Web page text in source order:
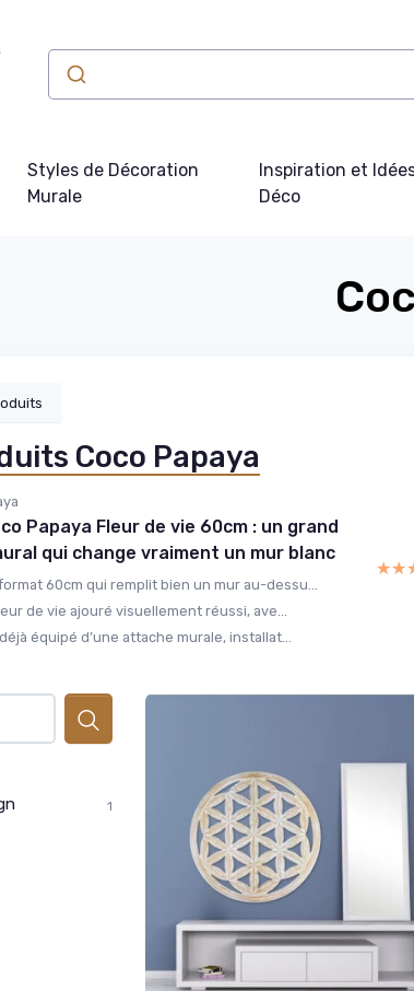
Styles de Décoration
Murale
Inspiration et
Déco
Coco Papaya
Papaya Fleur de vie 60cm : un grand
qui change vraiment un mur blanc
60cm qui remplit bien un mur au-dessu...
de vie ajouré visuellement réussi, ave...
équipé d’une attache murale, installat...
1